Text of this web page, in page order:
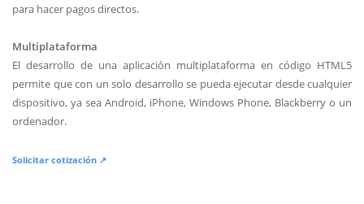
para hacer pagos directos.
Multiplataforma
El desarrollo de una aplicación multiplataforma en código HTML5
permite que con un solo desarrollo se pueda ejecutar desde cualquier
dispositivo, ya sea Android, iPhone, Windows Phone, Blackberry o un
ordenador.
Solicitar cotización ↗